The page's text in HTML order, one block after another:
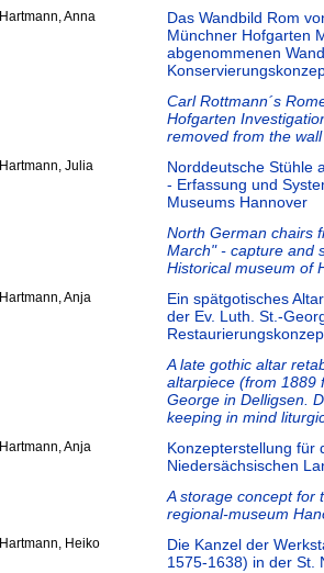
Hartmann, Anna
Das Wandbild Rom
Münchner Hofgarten
abgenommenen
Carl Rottmann´s
Hofgarten
removed from the
Hartmann, Julia
Norddeutsche Stühle
- Erfassung und
Museums Hannover
North German chairs
March" - capture and
Historical museum of
Hartmann, Anja
Ein spätgotisches
der Ev. Luth. St.-
A late gothic altar
altarpiece (from 1889
George in Delligsen.
keeping in mind
Hartmann, Anja
Konzepterstellung für
Niedersächsischen
A storage concept for
regional-museum
Hartmann, Heiko
Die Kanzel der
1575-1638) in der St.